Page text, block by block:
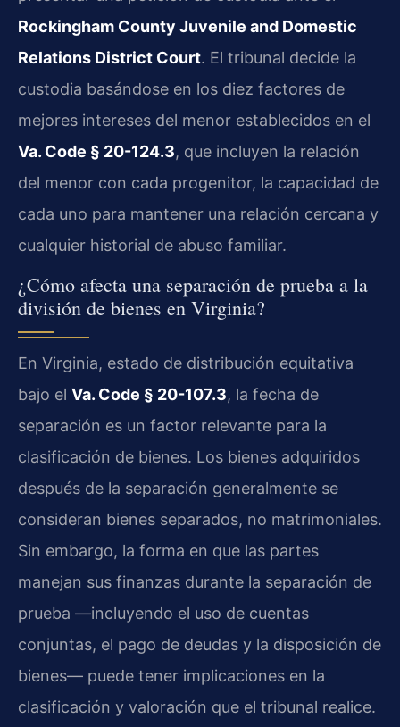
Rockingham County Juvenile and Domestic
Relations District Court. El tribunal decide la
custodia basándose en los diez factores de
mejores intereses del menor establecidos en el
Va. Code § 20-124.3, que incluyen la relación
del menor con cada progenitor, la capacidad de
cada uno para mantener una relación cercana y
cualquier historial de abuso familiar.
¿Cómo afecta una separación de prueba a la
división de bienes en Virginia?
En Virginia, estado de distribución equitativa
bajo el Va. Code § 20-107.3, la fecha de
separación es un factor relevante para la
clasificación de bienes. Los bienes adquiridos
después de la separación generalmente se
consideran bienes separados, no matrimoniales.
Sin embargo, la forma en que las partes
manejan sus finanzas durante la separación de
prueba —incluyendo el uso de cuentas
conjuntas, el pago de deudas y la disposición de
bienes— puede tener implicaciones en la
clasificación y valoración que el tribunal realice.